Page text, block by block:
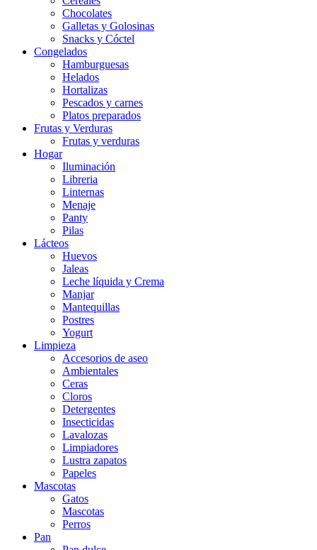
Chocolates
Galletas y Golosinas
Snacks y Cóctel
Congelados
Hamburguesas
Helados
Hortalizas
Pescados y carnes
Platos preparados
Frutas y Verduras
Frutas y verduras
Hogar
Iluminación
Libreria
Linternas
Menaje
Panty
Pilas
Lácteos
Huevos
Jaleas
Leche líquida y Crema
Manjar
Mantequillas
Postres
Yogurt
Limpieza
Accesorios de aseo
Ambientales
Ceras
Cloros
Detergentes
Insecticidas
Lavalozas
Limpiadores
Lustra zapatos
Papeles
Mascotas
Gatos
Mascotas
Perros
Pan